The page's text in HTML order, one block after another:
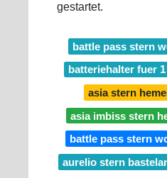
gestartet.
battle pass stern
batteriehalter fuer
asia stern
asia imbiss stern
battle pass stern
aurelio stern